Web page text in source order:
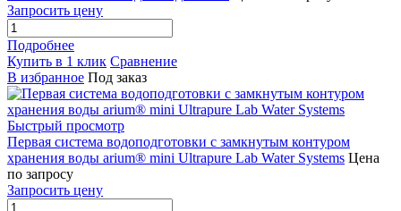
Запросить цену
Подробнее
Купить в 1 клик Сравнение
В избранное Под заказ
Быстрый просмотр
Первая система водоподготовки с замкнутым контуром
хранения воды arium® mini Ultrapure Lab Water Systems Цена
по запросу
Запросить цену